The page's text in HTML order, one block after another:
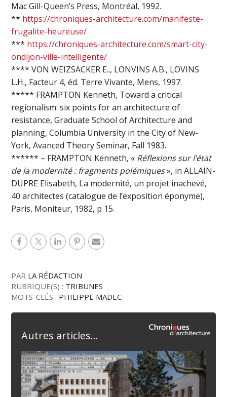
Mac Gill-Queen’s Press, Montréal, 1992.
** https://chroniques-architecture.com/manifeste-
frugalite-heureuse/
*** https://chroniques-architecture.com/smart-city-
ondijon-ville-intelligente/
**** VON WEIZSÄCKER E.., LONVINS A.B., LOVINS
L.H., Facteur 4, éd. Terre Vivante, Mens, 1997.
***** FRAMPTON Kenneth, Toward a critical
regionalism: six points for an architecture of
resistance, Graduate School of Architecture and
planning, Columbia University in the City of New-
York, Avanced Theory Seminar, Fall 1983.
****** – FRAMPTON Kenneth, « Réflexions sur l’état
de la modernité : fragments polémiques», in ALLAIN-
DUPRE Elisabeth, La modernité, un projet inachevé,
40 architectes (catalogue de l’exposition éponyme),
Paris, Moniteur, 1982, p 15.
PAR LA RÉDACTION
RUBRIQUE(S) : TRIBUNES
MOTS-CLÉS : PHILIPPE MADEC
Autres articles...